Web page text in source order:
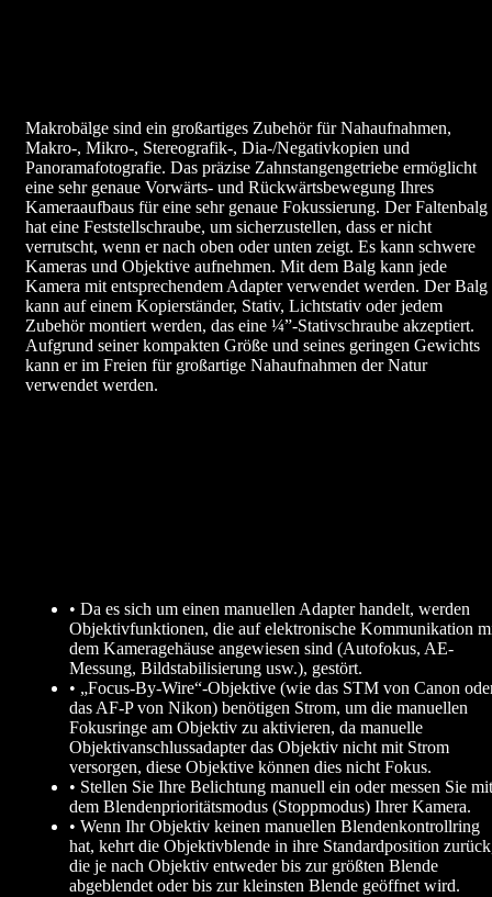
Makrobälge sind ein großartiges Zubehör für Nahaufnahmen,
Makro-, Mikro-, Stereografik-, Dia-/Negativkopien und
Panoramafotografie. Das präzise Zahnstangengetriebe ermöglicht
eine sehr genaue Vorwärts- und Rückwärtsbewegung Ihres
Kameraaufbaus für eine sehr genaue Fokussierung. Der Faltenbalg
hat eine Feststellschraube, um sicherzustellen, dass er nicht
verrutscht, wenn er nach oben oder unten zeigt. Es kann schwere
Kameras und Objektive aufnehmen. Mit dem Balg kann jede
Kamera mit entsprechendem Adapter verwendet werden. Der Balg
kann auf einem Kopierständer, Stativ, Lichtstativ oder jedem
Zubehör montiert werden, das eine ¼”-Stativschraube akzeptiert.
Aufgrund seiner kompakten Größe und seines geringen Gewichts
kann er im Freien für großartige Nahaufnahmen der Natur
verwendet werden.
• Da es sich um einen manuellen Adapter handelt, werden
Objektivfunktionen, die auf elektronische Kommunikation
dem Kameragehäuse angewiesen sind (Autofokus, AE-
Messung, Bildstabilisierung usw.), gestört.
• „Focus-By-Wire“-Objektive (wie das STM von Canon
das AF-P von Nikon) benötigen Strom, um die manuellen
Fokusringe am Objektiv zu aktivieren, da manuelle
Objektivanschlussadapter das Objektiv nicht mit Strom
versorgen, diese Objektive können dies nicht Fokus.
• Stellen Sie Ihre Belichtung manuell ein oder messen Sie mit
dem Blendenprioritätsmodus (Stoppmodus) Ihrer Kamera.
• Wenn Ihr Objektiv keinen manuellen Blendenkontrollring
hat, kehrt die Objektivblende in ihre Standardposition
die je nach Objektiv entweder bis zur größten Blende
abgeblendet oder bis zur kleinsten Blende geöffnet wird.